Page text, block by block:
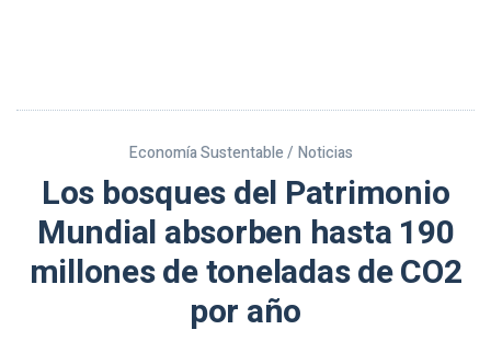
Economía Sustentable / Noticias
Los bosques del Patrimonio
Mundial absorben hasta 190
millones de toneladas de CO2
por año